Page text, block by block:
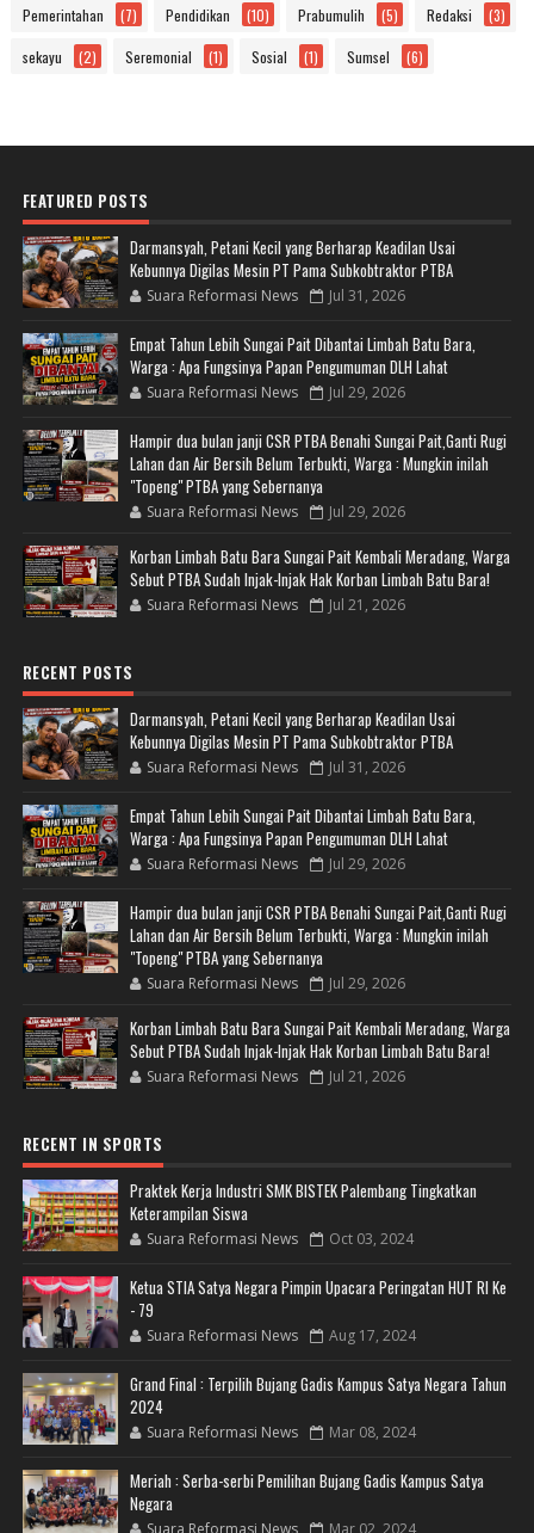
Pemerintahan (7) Pendidikan (10) Prabumulih (5) Redaksi (3)
sekayu (2) Seremonial (1) Sosial (1) Sumsel (6)
FEATURED POSTS
Darmansyah, Petani Kecil yang Berharap Keadilan Usai
Kebunnya Digilas Mesin PT Pama Subkobtraktor PTBA
Suara Reformasi News Jul 31, 2026
Empat Tahun Lebih Sungai Pait Dibantai Limbah Batu Bara,
Warga : Apa Fungsinya Papan Pengumuman DLH Lahat
Suara Reformasi News Jul 29, 2026
Hampir dua bulan janji CSR PTBA Benahi Sungai Pait,Ganti Rugi
Lahan dan Air Bersih Belum Terbukti, Warga : Mungkin inilah
"Topeng" PTBA yang Sebernanya
Suara Reformasi News Jul 29, 2026
Korban Limbah Batu Bara Sungai Pait Kembali Meradang, Warga
Sebut PTBA Sudah Injak-Injak Hak Korban Limbah Batu Bara!
Suara Reformasi News Jul 21, 2026
RECENT POSTS
Darmansyah, Petani Kecil yang Berharap Keadilan Usai
Kebunnya Digilas Mesin PT Pama Subkobtraktor PTBA
Suara Reformasi News Jul 31, 2026
Empat Tahun Lebih Sungai Pait Dibantai Limbah Batu Bara,
Warga : Apa Fungsinya Papan Pengumuman DLH Lahat
Suara Reformasi News Jul 29, 2026
Hampir dua bulan janji CSR PTBA Benahi Sungai Pait,Ganti Rugi
Lahan dan Air Bersih Belum Terbukti, Warga : Mungkin inilah
"Topeng" PTBA yang Sebernanya
Suara Reformasi News Jul 29, 2026
Korban Limbah Batu Bara Sungai Pait Kembali Meradang, Warga
Sebut PTBA Sudah Injak-Injak Hak Korban Limbah Batu Bara!
Suara Reformasi News Jul 21, 2026
RECENT IN SPORTS
Praktek Kerja Industri SMK BISTEK Palembang Tingkatkan
Keterampilan Siswa
Suara Reformasi News Oct 03, 2024
Ketua STIA Satya Negara Pimpin Upacara Peringatan HUT RI Ke
- 79
Suara Reformasi News Aug 17, 2024
Grand Final : Terpilih Bujang Gadis Kampus Satya Negara Tahun
2024
Suara Reformasi News Mar 08, 2024
Meriah : Serba-serbi Pemilihan Bujang Gadis Kampus Satya
Negara